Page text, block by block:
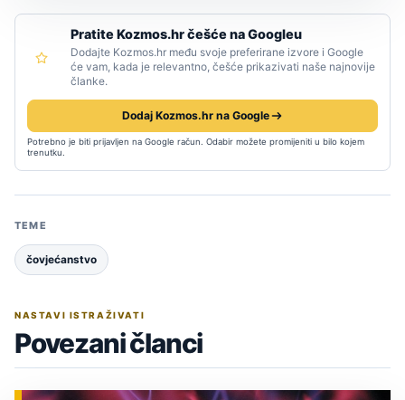
Pratite Kozmos.hr češće na Googleu
Dodajte Kozmos.hr među svoje preferirane izvore i Google
će vam, kada je relevantno, češće prikazivati naše najnovije
članke.
Dodaj Kozmos.hr na Google
Potrebno je biti prijavljen na Google račun. Odabir možete promijeniti u bilo kojem
trenutku.
TEME
čovjećanstvo
NASTAVI ISTRAŽIVATI
Povezani članci